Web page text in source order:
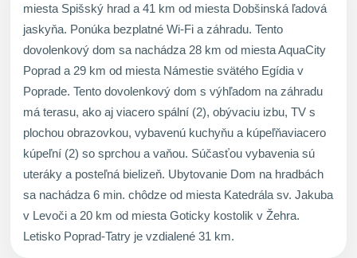
miesta Spišský hrad a 41 km od miesta Dobšinská ľadová
jaskyňa. Ponúka bezplatné Wi-Fi a záhradu. Tento
dovolenkový dom sa nachádza 28 km od miesta AquaCity
Poprad a 29 km od miesta Námestie svätého Egídia v
Poprade. Tento dovolenkový dom s výhľadom na záhradu
má terasu, ako aj viacero spální (2), obývaciu izbu, TV s
plochou obrazovkou, vybavenú kuchyňu a kúpeľňaviacero
kúpeľní (2) so sprchou a vaňou. Súčasťou vybavenia sú
uteráky a posteľná bielizeň. Ubytovanie Dom na hradbách
sa nachádza 6 min. chôdze od miesta Katedrála sv. Jakuba
v Levoči a 20 km od miesta Goticky kostolik v Žehra.
Letisko Poprad-Tatry je vzdialené 31 km.